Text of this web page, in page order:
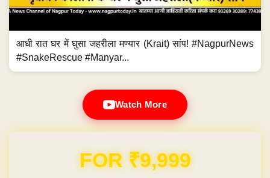
आधी रात घर में घुसा जहरीला मण्यार (Krait) सांप! #NagpurNews
#SnakeRescue #Manyar...
Watch More
FOR ₹9,999